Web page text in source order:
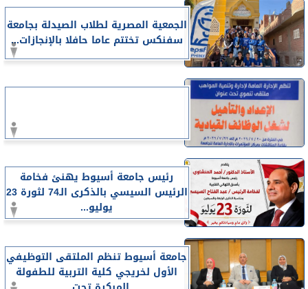
الجمعية المصرية لطلاب الصيدلة بجامعة
سفنكس تختتم عاما حافلا بالإنجازات...
رئيس جامعة أسيوط يهنئ فخامة
الرئيس السيسي بالذكرى الـ74 لثورة 23
يوليو...
جامعة أسيوط تنظم الملتقى التوظيفي
الأول لخريجي كلية التربية للطفولة